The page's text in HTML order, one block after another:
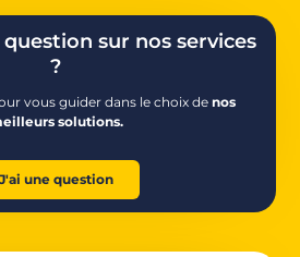
sur nos services
?
vous guider dans le choix de nos
solutions.
J'ai une question